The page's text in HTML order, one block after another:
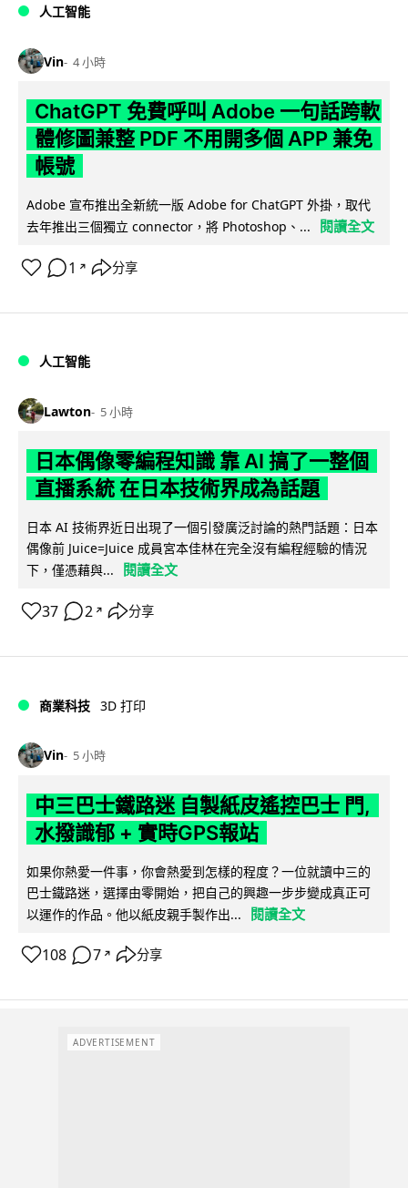
人工智能
Vin 4 小時
ChatGPT 免費呼叫 Adobe 一句話跨軟
體修圖兼整 PDF 不用開多個 APP 兼免
帳號
Adobe 宣布推出全新統一版 Adobe for ChatGPT 外掛，取代
去年推出三個獨立 connector，將 Photoshop、...
閱讀全文
1 ↗ 分享
人工智能
Lawton 5 小時
日本偶像零編程知識 靠 AI 搞了一整個
直播系統 在日本技術界成為話題
日本 AI 技術界近日出現了一個引發廣泛討論的熱門話題：日本
偶像前 Juice=Juice 成員宮本佳林在完全沒有編程經驗的情況
下，僅憑藉與...
閱讀全文
37 2 ↗ 分享
商業科技 3D 打印
Vin 5 小時
中三巴士鐵路迷 自製紙皮遙控巴士 門,
水撥識郁 + 實時GPS報站
如果你熱愛一件事，你會熱愛到怎樣的程度？一位就讀中三的
巴士鐵路迷，選擇由零開始，把自己的興趣一步步變成真正可
以運作的作品。他以紙皮親手製作出...
閱讀全文
108 7 ↗ 分享
ADVERTISEMENT